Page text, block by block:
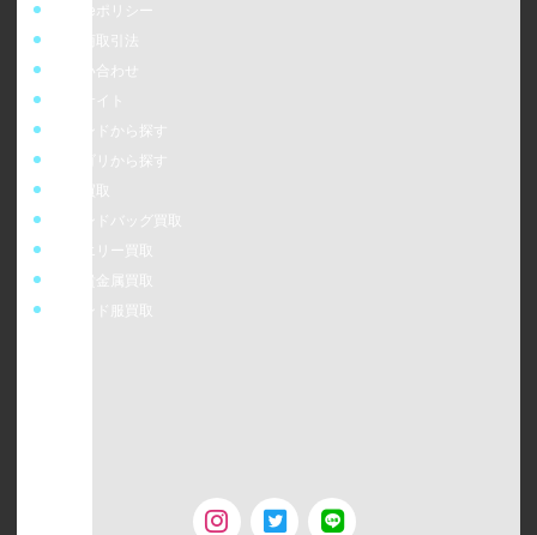
cookieポリシー
特定商取引法
お問い合わせ
販売サイト
ブランドから探す
カテゴリから探す
ブランドバッグ買取
ジュエリー買取
金・貴金属買取
ブランド服買取